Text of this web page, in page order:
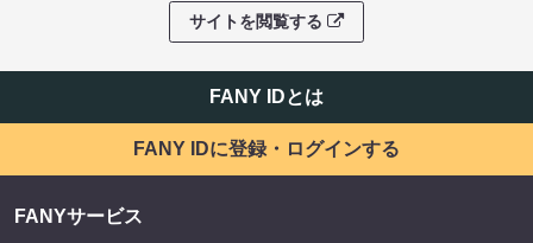
サイトを閲覧する
FANY IDとは
FANY IDに登録・ログインする
FANYサービス